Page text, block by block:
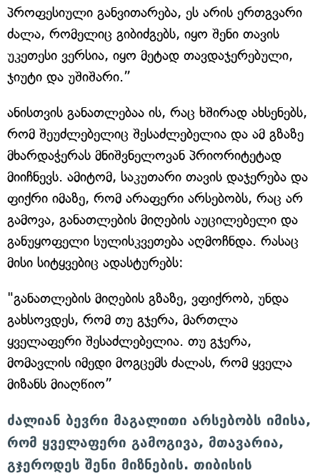
პროფესიული განვითარება, ეს არის ერთგვარი
ძალა, რომელიც გიბიძგებს, იყო შენი თავის
უკეთესი ვერსია, იყო მეტად თავდაჯერებული,
ჯიუტი და უშიშარი.”
ანისთვის განათლებაა ის, რაც ხშირად ახსენებს,
რომ შეუძლებელიც შესაძლებელია და ამ გზაზე
მხარდაჭერას მნიშვნელოვან პრიორიტეტად
მიიჩნევს. ამიტომ, საკუთარი თავის დაჯერება და
ფიქრი იმაზე, რომ არაფერი არსებობს, რაც არ
გამოვა, განათლების მიღების აუცილებელი და
განუყოფელი სულისკვეთება აღმოჩნდა. რასაც
მისი სიტყვებიც ადასტურებს:
"განათლების მიღების გზაზე, ვფიქრობ, უნდა
გახსოვდეს, რომ თუ გჯერა, მართლა
ყველაფერი შესაძლებელია. თუ გჯერა,
მომავლის იმედი მოგცემს ძალას, რომ ყველა
მიზანს მიაღწიო”
ძალიან ბევრი მაგალითი არსებობს იმისა,
რომ ყველაფერი გამოგივა, მთავარია,
გჯეროდეს შენი მიზნების. თიბისის